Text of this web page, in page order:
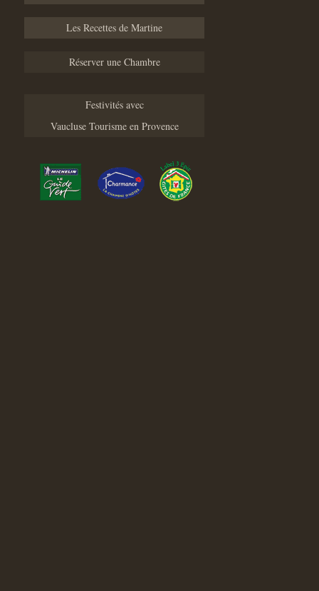
Les Recettes de Martine
Réserver une Chambre
Festivités avec
Vaucluse Tourisme en Provence